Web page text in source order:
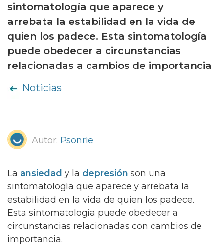
sintomatología que aparece y
arrebata la estabilidad en la vida de
quien los padece. Esta sintomatología
puede obedecer a circunstancias
relacionadas a cambios de importancia
Noticias
Autor: Psonríe
La ansiedad y la depresión son una
sintomatología que aparece y arrebata la
estabilidad en la vida de quien los padece.
Esta sintomatología puede obedecer a
circunstancias relacionadas con cambios de
importancia.